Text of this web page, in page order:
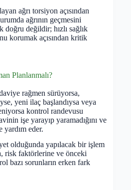
ağrı torsiyon açısından
ağrının geçmesini
doğru değildir; hızlı sağlık
korumak açısından kritik
Planlanmalı?
rağmen sürüyorsa,
yeni ilaç başlandıysa veya
kontrol randevusu
işe yarayıp yaramadığını ve
eder.
olduğunda yapılacak bir işlem
risk faktörlerine ve önceki
bazı sorunların erken fark